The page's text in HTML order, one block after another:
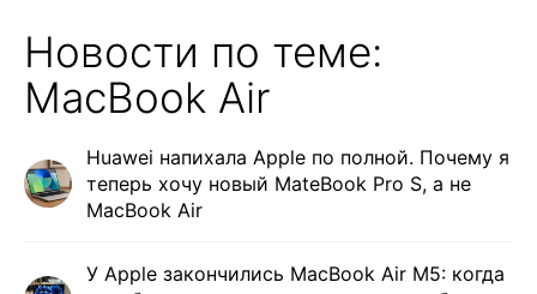
Новости по теме:
MacBook Air
Huawei напихала Apple по полной. Почему я
теперь хочу новый MateBook Pro S, а не
MacBook Air
У Apple закончились MacBook Air M5: когда